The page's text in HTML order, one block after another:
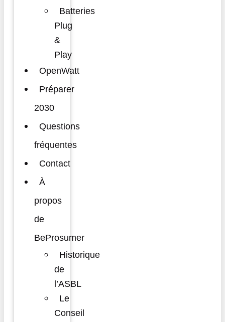
Batteries
Plug
&
Play
OpenWatt
Préparer
2030
Questions
fréquentes
Contact
À
propos
de
BeProsumer
Historique
de
l’ASBL
Le
Conseil